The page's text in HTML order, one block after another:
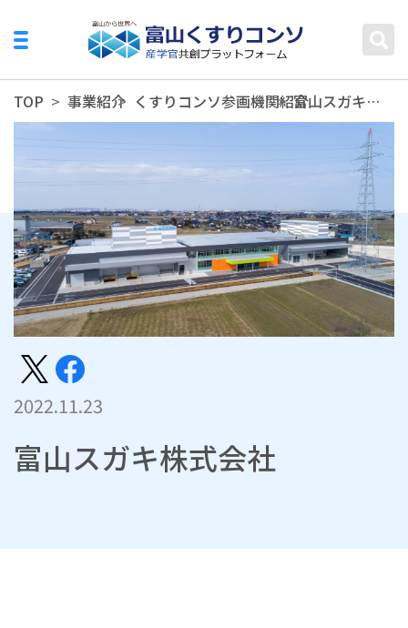
TOP 事業紹介 くすりコンソ参画機関紹介 富山スガキ株式会社
2022.11.23
富山スガキ株式会社